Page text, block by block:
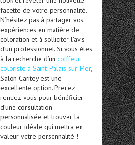
facette de votre personnalité.
N’hésitez pas à partager vos
expériences en matière de
coloration et à solliciter l’avis
d’un professionnel. Si vous êtes
à la recherche d’un coiffeur
coloriste à Saint-Palais-sur-Mer,
Salon Caritey est une
excellente option. Prenez
rendez-vous pour bénéficier
d’une consultation
personnalisée et trouver la
couleur idéale qui mettra en
valeur votre personnalité !